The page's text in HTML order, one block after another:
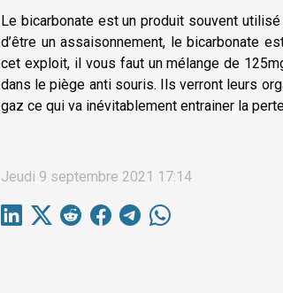
Le bicarbonate est un produit souvent
d’être un assaisonnement, le bicarbonate
cet exploit, il vous faut un mélange de
dans le piège anti souris. Ils verront leurs
gaz ce qui va inévitablement entrainer la
Jeudi 9 septembre 2021 17:14